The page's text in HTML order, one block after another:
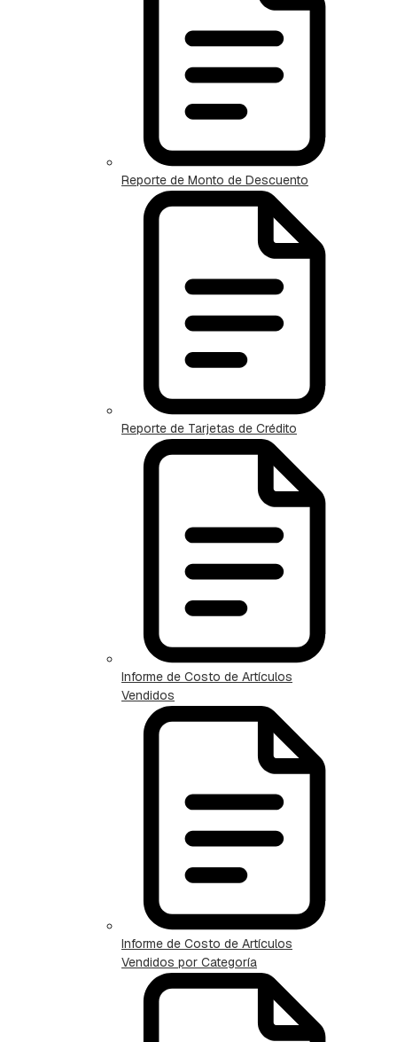
Reporte de Monto de Descuento
Reporte de Tarjetas de Crédito
Informe de Costo de Artículos
Vendidos
Informe de Costo de Artículos
Vendidos por Categoría